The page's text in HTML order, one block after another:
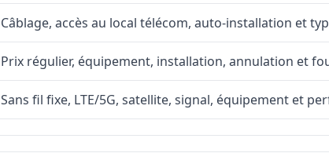
Câblage, accès au local télécom, auto-installation et
Prix régulier, équipement, installation, annulation et
Sans fil fixe, LTE/5G, satellite, signal, équipement et